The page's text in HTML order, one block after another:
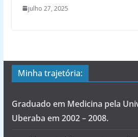
julho 27, 2025
Minha trajetória:
Graduado em Medicina pela
Uberaba em 2002 – 2008.